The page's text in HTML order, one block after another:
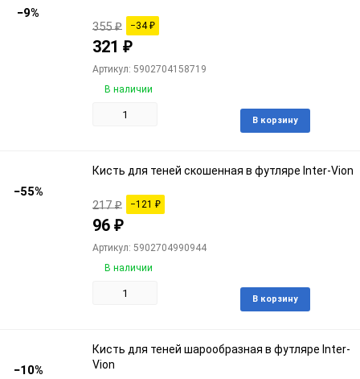
−9%
355₽ −34₽
321 ₽
Артикул: 5902704158719
В наличии
В корзину
−55%
Кисть для теней скошенная в футляре Inter-Vion
217₽ −121 ₽
96 ₽
Артикул: 5902704990944
В наличии
В корзину
−10%
Кисть для теней шарообразная в футляре Inter-
Vion